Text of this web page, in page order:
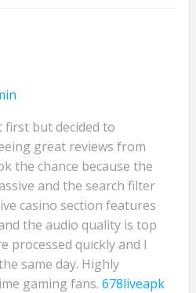
first but decided to
great reviews from
the chance because the
and the search filter
casino section features
the audio quality is top
processed quickly and I
same day. Highly
gaming fans. 678liveapk